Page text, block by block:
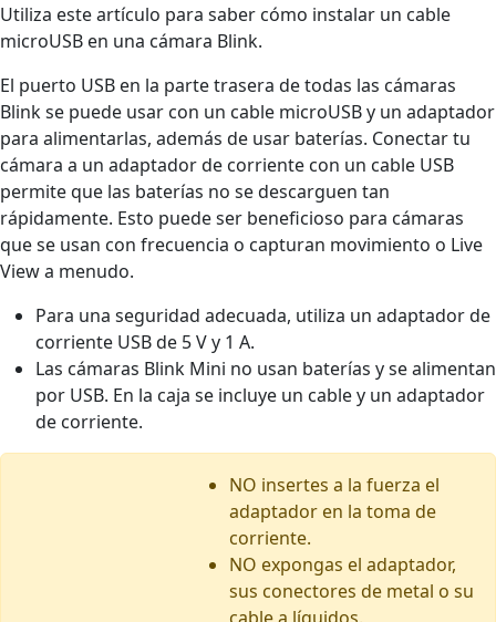
Utiliza este artículo para saber cómo instalar un cable
microUSB en una cámara Blink.
El puerto USB en la parte trasera de todas las cámaras
Blink se puede usar con un cable microUSB y un adaptador
para alimentarlas, además de usar baterías. Conectar tu
cámara a un adaptador de corriente con un cable USB
permite que las baterías no se descarguen tan
rápidamente. Esto puede ser beneficioso para cámaras
que se usan con frecuencia o capturan movimiento o Live
View a menudo.
Para una seguridad adecuada, utiliza un adaptador de
corriente USB de 5 V y 1 A.
Las cámaras Blink Mini no usan baterías y se alimentan
por USB. En la caja se incluye un cable y un adaptador
de corriente.
NO insertes a la fuerza el
adaptador en la toma de
corriente.
NO expongas el adaptador,
sus conectores de metal o su